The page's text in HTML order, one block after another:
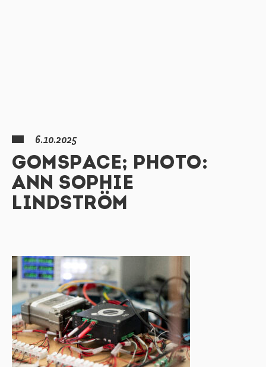
6.10.2025
GOMSPACE; PHOTO:
ANN SOPHIE
LINDSTRÖM